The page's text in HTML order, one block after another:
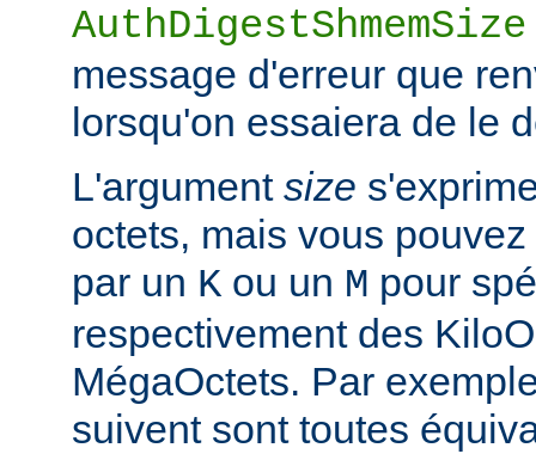
AuthDigestShmemSize
message d'erreur que
lorsqu'on essaiera de le
L'argument size
octets, mais vous
par un K ou un M pour
respectivement des
MégaOctets. Par
suivent sont toutes